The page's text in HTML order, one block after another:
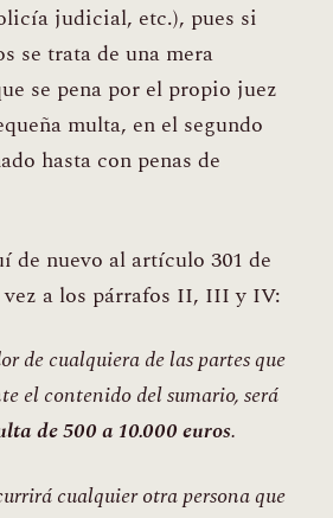
judicial, etc.), pues si
se trata de una mera
se pena por el propio juez
multa, en el segundo
hasta con penas de
de nuevo al artículo 301 de
a los párrafos II, III y IV:
de cualquiera de las partes que
el contenido del sumario, será
de 500 a 10.000 euros.
cualquier otra persona que